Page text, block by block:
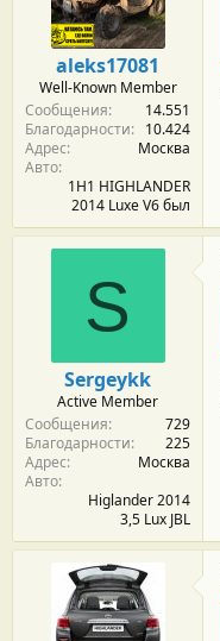
л
а
aleks17081
Well-Known Member
Сообщения
14.551
Благодарности
10.424
Адрес
Москва
Авто
1H1 HIGHLANDER
2014 Luxe V6 был
S
Sergeykk
Active Member
Сообщения
729
Благодарности
225
Адрес
Москва
Авто
Higlander 2014
3,5 Lux JBL